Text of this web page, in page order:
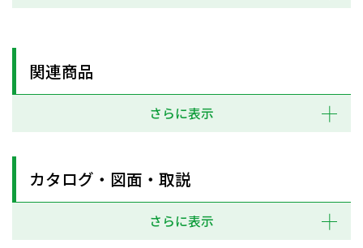
関連商品
さらに表示
カタログ・図面・取説
さらに表示